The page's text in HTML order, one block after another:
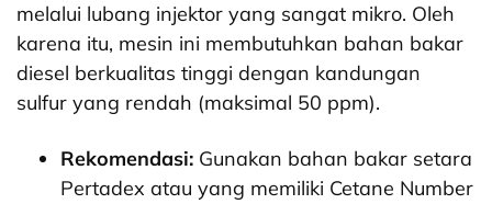
melalui lubang injektor yang sangat mikro. Oleh
karena itu, mesin ini membutuhkan bahan bakar
diesel berkualitas tinggi dengan kandungan
sulfur yang rendah (maksimal 50 ppm).
Rekomendasi: Gunakan bahan bakar setara
Pertadex atau yang memiliki Cetane Number